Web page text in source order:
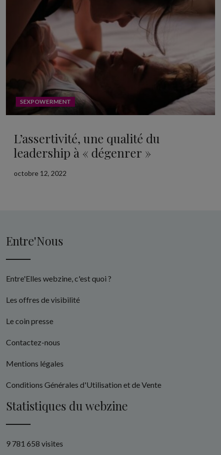
SEXPOWERMENT
L’assertivité, une qualité du
leadership à « dégenrer »
octobre 12, 2022
Entre'Nous
Entre'Elles webzine, c'est quoi ?
Les offres de visibilité
Le coin presse
Contactez-nous
Mentions légales
Conditions Générales d'Utilisation et de Vente
Statistiques du webzine
9 781 658 visites